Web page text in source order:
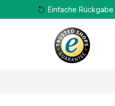
Einfache